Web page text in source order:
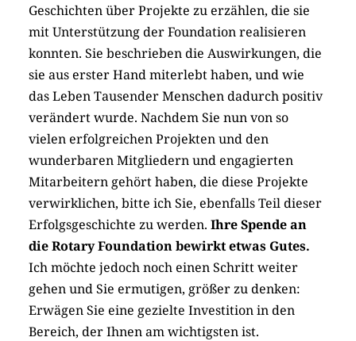
Geschichten über Projekte zu erzählen, die sie
mit Unterstützung der Foundation realisieren
konnten. Sie beschrieben die Auswirkungen, die
sie aus erster Hand miterlebt haben, und wie
das Leben Tausender Menschen dadurch positiv
verändert wurde. Nachdem Sie nun von so
vielen erfolgreichen Projekten und den
wunderbaren Mitgliedern und engagierten
Mitarbeitern gehört haben, die diese Projekte
verwirklichen, bitte ich Sie, ebenfalls Teil dieser
Erfolgsgeschichte zu werden. Ihre Spende an
die Rotary Foundation bewirkt etwas Gutes.
Ich möchte jedoch noch einen Schritt weiter
gehen und Sie ermutigen, größer zu denken:
Erwägen Sie eine gezielte Investition in den
Bereich, der Ihnen am wichtigsten ist.